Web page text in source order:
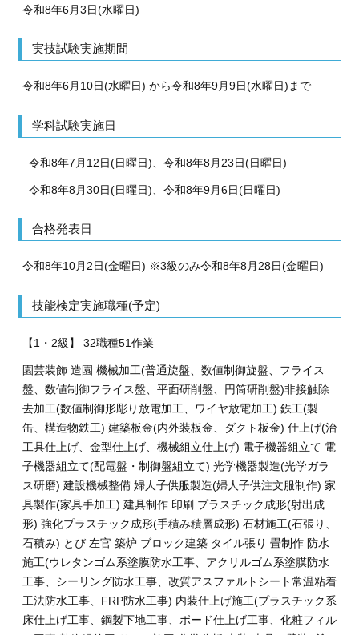
令和8年6月3日(水曜日)
実技試験実施期間
令和8年6月10日(水曜日) から令和8年9月9日(水曜日)まで
学科試験実施日
令和8年7月12日(日曜日)、令和8年8月23日(日曜日)
令和8年8月30日(日曜日)、令和8年9月6日(日曜日)
合格発表日
令和8年10月2日(金曜日) ※3級のみ令和8年8月28日(金曜日)
技能検定実施職種(予定)
【1・2級】 32職種51作業
園芸装飾 造園 機械加工(普通旋盤、数値制御旋盤、フライス
盤、数値制御フライス盤、平面研削盤、円筒研削盤)非接触除
去加工(数値制御形彫り放電加工、ワイヤ放電加工) 鉄工(製
缶、構造物鉄工) 建築板金(内外装板金、ダクト板金) 仕上げ(治
工具仕上げ、金型仕上げ、機械組立仕上げ) 電子機器組立て 電
子機器組立て(配電盤・制御盤組立て) 光学機器製造(光学ガラ
ス研磨) 建設機械整備 婦人子供服製造(婦人子供注文服制作) 家
具製作(家具手加工) 建具制作 印刷 プラスチック成形(射出成
形) 強化プラスチック成形(手積み積層成形) 石材施工(石張り、
石積み) とび 左官 築炉 ブロック建築 タイル張り 畳制作 防水
施工(ウレタンゴム系塗膜防水工事、アクリルゴム系塗膜防水
工事、シーリング防水工事、改質アスファルトシート常温粘着
工法防水工事、FRP防水工事) 内装仕上げ施工(プラスチック系
床仕上げ工事、鋼製下地工事、ボード仕上げ工事、化粧フィル